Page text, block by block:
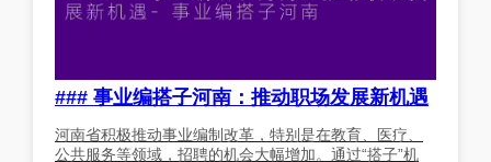
### 事业编搭子河南：推动职场发展新机遇
河南省积极推动事业编制改革，特别是在教育、医疗、
公共服务等领域，招聘的机会大幅增加。通过“搭子”机